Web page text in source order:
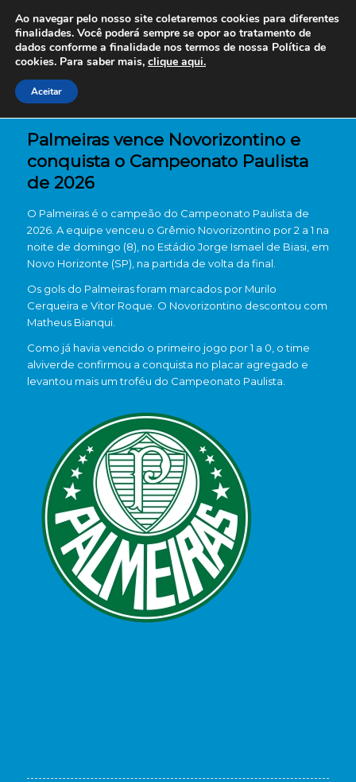
Palmeiras vence Novorizontino e
conquista o Campeonato Paulista
de 2026
O Palmeirasé o campeão do Campeonato Paulista de
2026. A equipe venceu o Grêmio Novorizontino por 2 a 1 na
noite de domingo (8), no Estádio Jorge Ismael de Biasi, em
Novo Horizonte (SP), na partida de volta da final.
Os gols do Palmeiras foram marcados por Murilo
Cerqueira e Vitor Roque . O Novorizontino descontou com
Matheus Bianqui.
Como já havia vencido o primeiro jogo por 1 a 0, o time
alviverde confirmou a conquista no placar agregado e
levantou mais um troféu do Campeonato Paulista.
Ao navegar pelo nosso site coletaremos cookies para diferentes
finalidades. Você poderá sempre se opor ao tratamento de
dados conforme a finalidade nos termos de nossa Política de
cookies. Para saber mais, clique aqui.
Aceitar